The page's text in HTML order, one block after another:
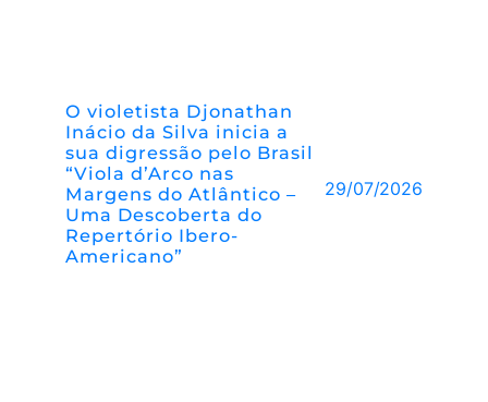
O violetista Djonathan
Inácio da Silva inicia a
sua digressão pelo Brasil
“Viola d’Arco nas
Margens do Atlântico –
Uma Descoberta do
Repertório Ibero-
Americano”
29/07/2026